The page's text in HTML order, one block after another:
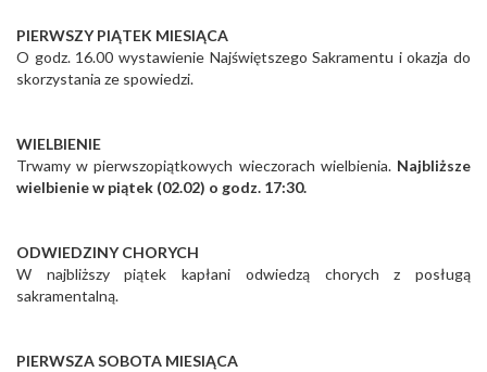
PIERWSZY PIĄTEK MIESIĄCA
O godz. 16.00 wystawienie Najświętszego Sakramentu i okazja do
skorzystania ze spowiedzi.
WIELBIENIE
Trwamy w pierwszopiątkowych wieczorach wielbienia. Najbliższe
wielbienie w piątek (02.02) o godz. 17:30.
ODWIEDZINY CHORYCH
W najbliższy piątek kapłani odwiedzą chorych z posługą
sakramentalną.
PIERWSZA SOBOTA MIESIĄCA